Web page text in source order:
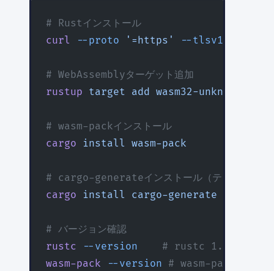
# Rustインストール
curl --proto '=https' --tlsv1.2
# WebAssemblyターゲット追加
rustup target add wasm32-unknown-
# wasm-packインストール
cargo install wasm-pack
# cargo-generateインストール（テンプレート
cargo install cargo-generate
# バージョン確認
rustc --version
    # rustc 1.82.0+
wasm-pack --version # wasm-pack